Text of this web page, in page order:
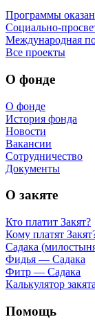
Программы
Социально-
Международная
Все проекты
О фонде
О фонде
История фонда
Новости
Вакансии
Сотрудничество
Документы
О закяте
Кто платит Закят?
Кому платят
Садака
Фидья — Садака
Фитр — Садака
Калькулятор закята
Помощь